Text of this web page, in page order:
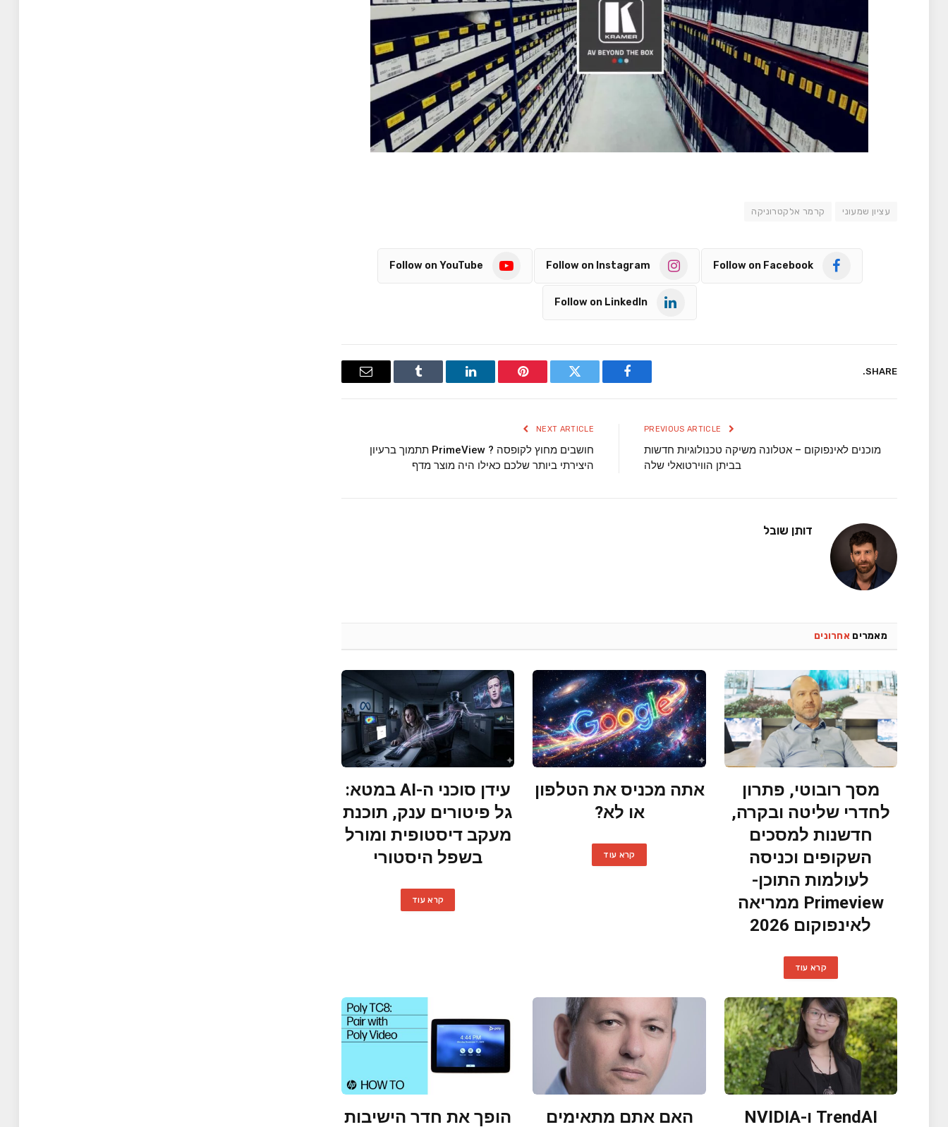
עציון שמעוני קרמר אלקטרוניקה
Follow on Facebook
Follow on Instagram
Follow on YouTube
Follow on LinkedIn
SHARE.
Facebook
Twitter
Pinterest
LinkedIn
Tumblr
Email
מוכנים לאינפוקום – אטלונה משיקה טכנולוגיות חדשות
בביתן הווירטואלי שלה
NEXT ARTICLE
חושבים מחוץ לקופסה ? PrimeView תתמוך ברעיון
היצירתי ביותר שלכם כאילו היה מוצר מדף
דותן שובל
מאמרים אחרונים
מסך רובוטי, פתרון
לחדרי שליטה ובקרה,
חדשנות למסכים
השקופים וכניסה
לעולמות התוכן-
Primeview ממריאה
לאינפוקום 2026
קרא עוד
אתה מכניס את הטלפון
או לא?
קרא עוד
עידן סוכני ה-AI במטא:
גל פיטורים ענק, תוכנת
מעקב דיסטופית ומורל
בשפל היסטורי
קרא עוד
TrendAI ו-NVIDIA האם אתם מתאימים הופך את חדר הישיבות